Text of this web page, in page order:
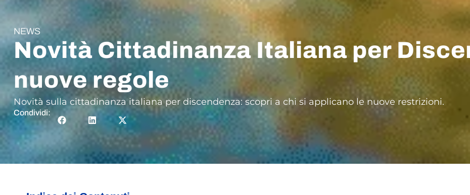
NEWS
Novità Cittadinanza Italiana per
nuove regole
Novità sulla cittadinanza italiana per discendenza: scopri a chi si applicano le nuove restrizioni.
Condividi: